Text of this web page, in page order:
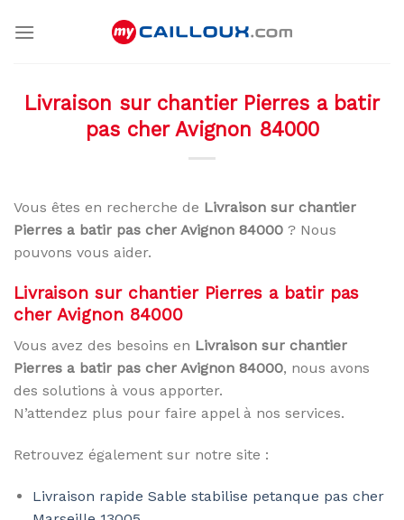
Livraison sur chantier Pierres a batir
pas cher Avignon 84000
Vous êtes en recherche de Livraison sur chantier
Pierres a batir pas cher Avignon 84000 ? Nous
pouvons vous aider.
Livraison sur chantier Pierres a batir pas
cher Avignon 84000
Vous avez des besoins en Livraison sur chantier
Pierres a batir pas cher Avignon 84000, nous avons
des solutions à vous apporter.
N’attendez plus pour faire appel à nos services.
Retrouvez également sur notre site :
Livraison rapide Sable stabilise petanque pas cher